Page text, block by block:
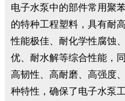
电子水泵中的部件常用聚
的特种工程塑料，具有耐
性能极佳、耐化学性腐蚀
优、耐水解等综合性能，
高韧性、高耐磨、高强度
种特性，确保了电子水泵